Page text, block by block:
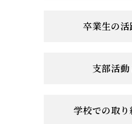
卒業生の
支部活
学校での取